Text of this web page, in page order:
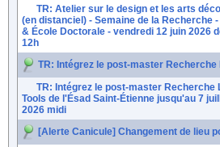
TR: Atelier sur le design et les arts
(en distanciel) - Semaine de la Recherche
& École Doctorale - vendredi 12 juin 2026
12h
TR: Intégrez le post-master
TR: Intégrez le post-master Recherche
Tools de l'Ésad Saint-Étienne jusqu'au 7
2026 midi
[Alerte Canicule] Changement de lieu